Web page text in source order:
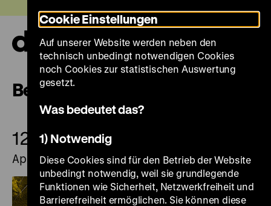
zum
Seiteninhalt
springen
Begleitprogramm
12.
April
12.
April
Cookie Einstellungen
Auf unserer Website werden neben den
technisch unbedingt notwendigen Cookies
noch Cookies zur statistischen Auswertung
gesetzt.
Was bedeutet das?
1) Notwendig
Diese Cookies sind für den Betrieb der Website
unbedingt notwendig, weil sie grundlegende
Funktionen wie Sicherheit, Netzwerkfreiheit und
Barrierefreiheit ermöglichen. Sie können diese